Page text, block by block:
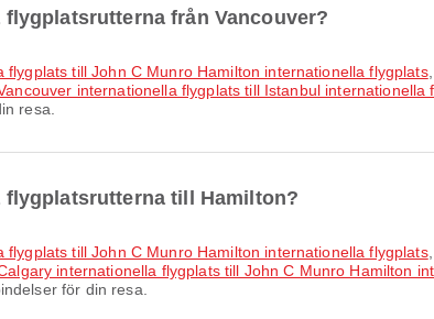
från Vancouver?
flygplats till John C Munro Hamilton internationella flygplats,
internationella flygplats till Istanbul internationella
resa.
flygplatsrutterna till Hamilton?
flygplats till John C Munro Hamilton internationella flygplats,
internationella flygplats till John C Munro Hamilton
för din resa.